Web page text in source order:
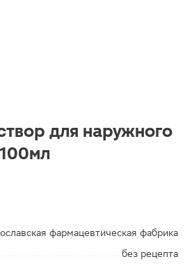
для наружного
фармацевтическая фабрика
без рецепта